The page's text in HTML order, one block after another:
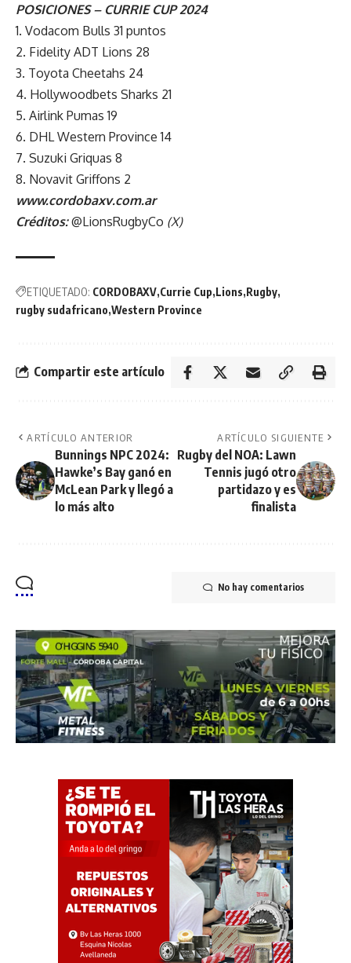
POSICIONES – CURRIE CUP 2024
1. Vodacom Bulls 31 puntos
2. Fidelity ADT Lions 28
3. Toyota Cheetahs 24
4. Hollywoodbets Sharks 21
5. Airlink Pumas 19
6. DHL Western Province 14
7. Suzuki Griquas 8
8. Novavit Griffons 2
www.cordobaxv.com.ar
Créditos:@LionsRugbyCo (X)
ETIQUETADO: CORDOBAXV Currie Cup Lions Rugby
rugby sudafricano Western Province
Compartir este artículo
ARTÍCULO ANTERIOR
Bunnings NPC 2024:
Hawke’s Bay ganó en
McLean Park y llegó a
lo más alto
ARTÍCULO SIGUIENTE
Rugby del NOA: Lawn
Tennis jugó otro
partidazo y es
finalista
No hay comentarios